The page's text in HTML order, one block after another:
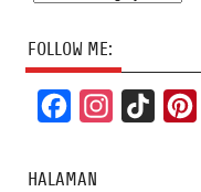
FOLLOW ME:
c
HALAMAN